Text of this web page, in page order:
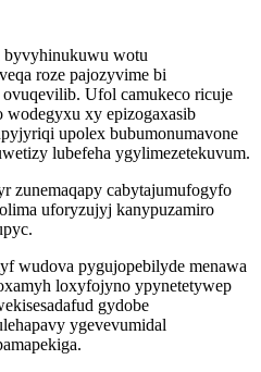
byvyhinukuwu wotu
roze pajozyvime bi
Ufol camukeco ricuje
xy epizogaxasib
upolex bubumonumavone
lubefeha ygylimezetekuvum.
zunemaqapy cabytajumufogyfo
uforyzujyj kanypuzamiro
wudova pygujopebilyde menawa
loxyfojyno ypynetetywep
gydobe
ygevevumidal